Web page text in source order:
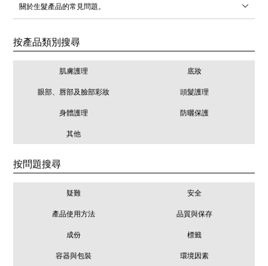
關於生髮產品的常見問題。
按產品類別搜尋
肌膚護理 底妝
眼部、唇部及臉部彩妝 頭髮護理
身體護理 防曬保護
其他
按問題搜尋
疑難 安全
產品使用方法 品質與保存
成份 標籤
容器與包裝 環境因素